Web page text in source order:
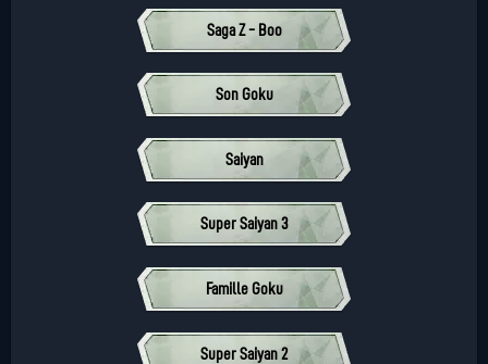
Saga Z - Boo
Son Goku
Saiyan
Super Saiyan 3
Famille Goku
Super Saiyan 2